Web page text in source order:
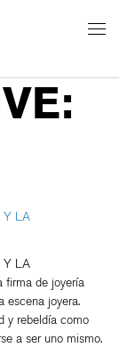
Y LA
Y LA
de joyería
escena joyera.
y rebeldía como
a ser uno mismo.